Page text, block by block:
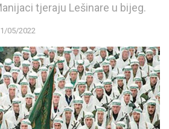
tjeraju Lešinare u bijeg.
05/2022